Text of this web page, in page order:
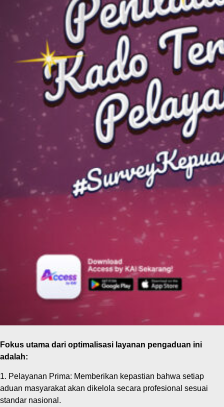
Fokus utama dari optimalisasi layanan pengaduan ini
adalah:
1. Pelayanan Prima: Memberikan kepastian bahwa setiap
aduan masyarakat akan dikelola secara profesional sesuai
standar nasional.